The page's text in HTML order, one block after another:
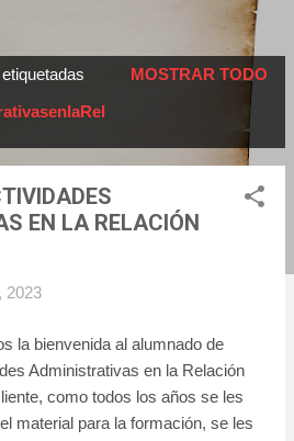
MOSTRAR TODO
EN LA RELACIÓN
2023
la bienvenida al alumnado de
Administrativas en la Relación
como todos los años se les
material para la formación, se les